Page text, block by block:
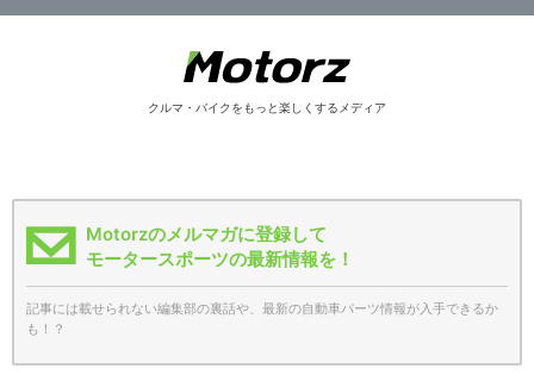
クルマ・バイクをもっと楽しくするメディア
Motorzのメルマガに登録して
モータースポーツの最新情報を！
記事には載せられない編集部の裏話や、最新の自動車パーツ情報が入手できるか
も！？